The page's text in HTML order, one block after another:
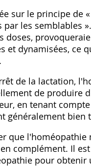
sur le principe de
les semblables
doses‚
et dynamisées‚ ce
de la lactation‚
de produire
en tenant
généralement
que l'homéopathie
complément. Il
pour